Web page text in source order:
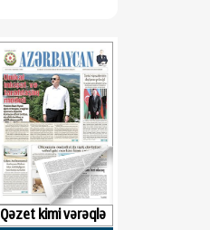
Qəzet kimi vərəqlə